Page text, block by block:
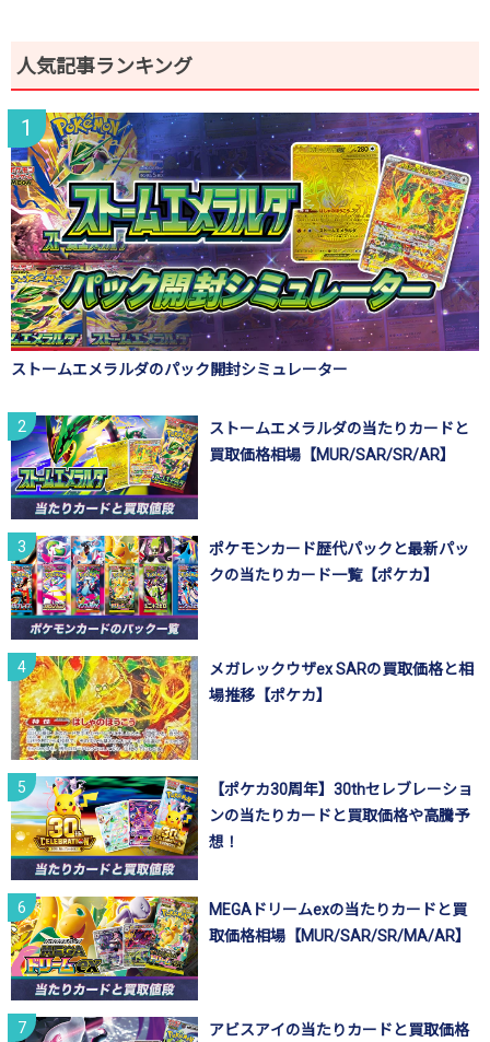
人気記事ランキング
ストームエメラルダのパック開封シミュレーター
ストームエメラルダの当たりカードと
買取価格相場【MUR/SAR/SR/AR】
ポケモンカード歴代パックと最新パッ
クの当たりカード一覧【ポケカ】
メガレックウザex SARの買取価格と相
場推移【ポケカ】
【ポケカ30周年】30thセレブレーショ
ンの当たりカードと買取価格や高騰予
想！
MEGAドリームexの当たりカードと買
取価格相場【MUR/SAR/SR/MA/AR】
アビスアイの当たりカードと買取価格